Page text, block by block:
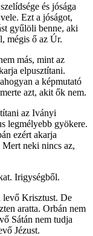
és jósága
Ezt a jóságot,
gyűlöli benne, aki
mégis ő az Úr.
más, mint az
elpusztítani.
a képmutató
azt, akit ők nem.
az Iványi
legmélyebb gyökere.
ezért akarja
neki nincs az,
Irigységből.
levő Krisztust. De
aratta. Orbán nem
Sátán nem tudja
Jézust.